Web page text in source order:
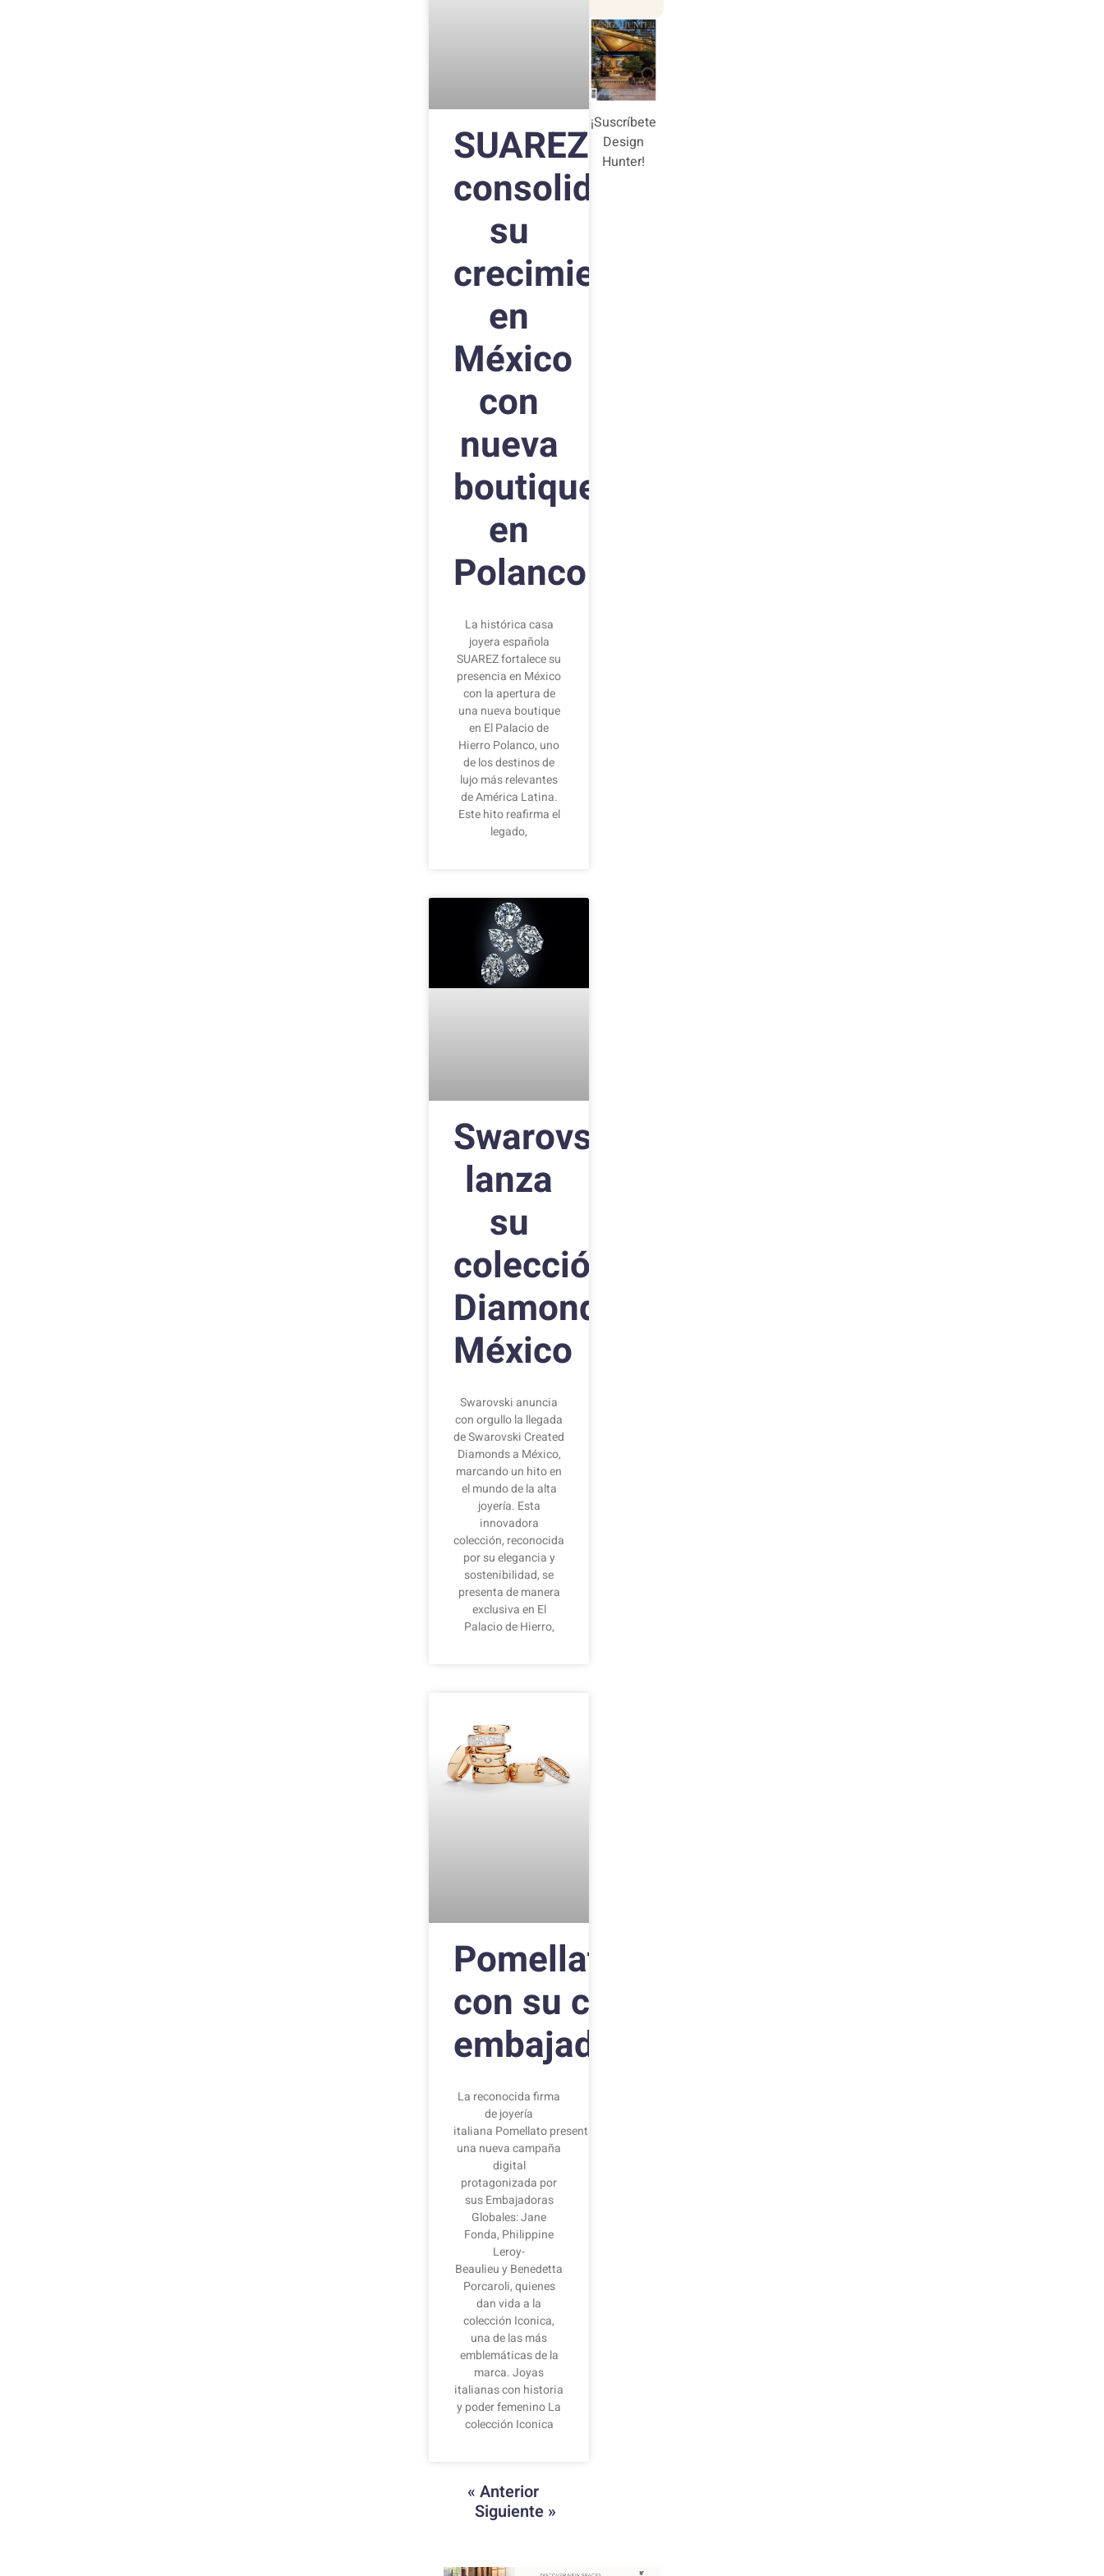
SUAREZ
consolida
su
crecimiento
en
México
con
nueva
boutique
en
Polanco
La histórica casa
joyera española
SUAREZ fortalece su
presencia en México
con la apertura de
una nueva boutique
en El Palacio de
Hierro Polanco, uno
de los destinos de
lujo más relevantes
de América Latina.
Este hito reafirma el
legado,
Swarovski
lanza
su
colección Created
Diamonds en
México
Swarovski anuncia
con orgullo la llegada
de Swarovski Created
Diamonds a México,
marcando un hito en
el mundo de la alta
joyería. Esta
innovadora
colección, reconocida
por su elegancia y
sostenibilidad, se
presenta de manera
exclusiva en El
Palacio de Hierro,
Pomellato lanza campaña global
con su colección Iconica y
embajadoras internacionales
La reconocida firma
de joyería
italiana Pomellato presenta
una nueva campaña
digital
protagonizada por
sus Embajadoras
Globales: Jane
Fonda, Philippine
Leroy-
Beaulieu y Benedetta
Porcaroli, quienes
dan vida a la
colección Iconica,
una de las más
emblemáticas de la
marca. Joyas
italianas con historia
y poder femenino La
colección Iconica
« Anterior
Siguiente »
¡Suscríbete
Design
Hunter!